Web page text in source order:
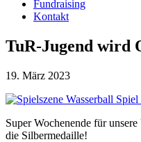
Fundraising
Kontakt
TuR-Jugend wird
19. März 2023
Super Wochenende für
die Silbermedaille!